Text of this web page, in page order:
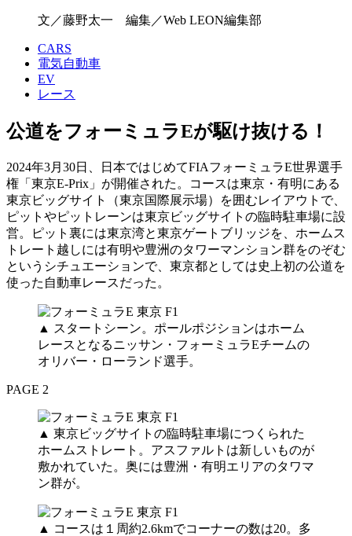
文／藤野太一 編集／Web LEON編集部
CARS
電気自動車
EV
レース
公道をフォーミュラEが駆け抜ける！
2024年3月30日、日本ではじめてFIAフォーミュラE世界選手
権「東京E-Prix」が開催された。コースは東京・有明にある
東京ビッグサイト（東京国際展⽰場）を囲むレイアウトで、
ピットやピットレーンは東京ビッグサイトの臨時駐車場に設
営。ピット裏には東京湾と東京ゲートブリッジを、ホームス
トレート越しには有明や豊洲のタワーマンション群をのぞむ
というシチュエーションで、東京都としては史上初の公道を
使った自動車レースだった。
▲ スタートシーン。ポールポジションはホーム
レースとなるニッサン・フォーミュラEチームの
オリバー・ローランド選手。
PAGE 2
▲ 東京ビッグサイトの臨時駐車場につくられた
ホームストレート。アスファルトは新しいものが
敷かれていた。奥には豊洲・有明エリアのタワマ
ン群が。
▲ コースは１周約2.6kmでコーナーの数は20。多